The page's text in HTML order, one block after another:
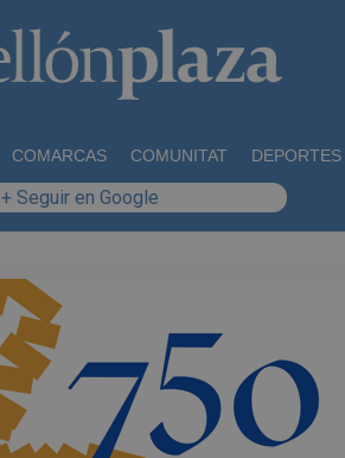
COMARCAS COMUNITAT DEPORTES
+ Seguir en Google